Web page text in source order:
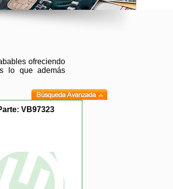
ofreciendo
lo que además
VB97323